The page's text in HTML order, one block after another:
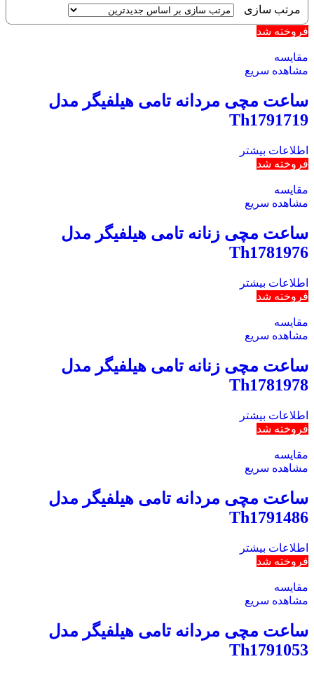
فروخته شد
مقایسه
مشاهده سریع
ساعت مچی مردانه تامی هیلفیگر مدل
Th1791719
اطلاعات بیشتر
فروخته شد
مقایسه
مشاهده سریع
ساعت مچی زنانه تامی هیلفیگر مدل
Th1781976
اطلاعات بیشتر
فروخته شد
مقایسه
مشاهده سریع
ساعت مچی زنانه تامی هیلفیگر مدل
Th1781978
اطلاعات بیشتر
فروخته شد
مقایسه
مشاهده سریع
ساعت مچی مردانه تامی هیلفیگر مدل
Th1791486
اطلاعات بیشتر
فروخته شد
مقایسه
مشاهده سریع
ساعت مچی مردانه تامی هیلفیگر مدل
Th1791053